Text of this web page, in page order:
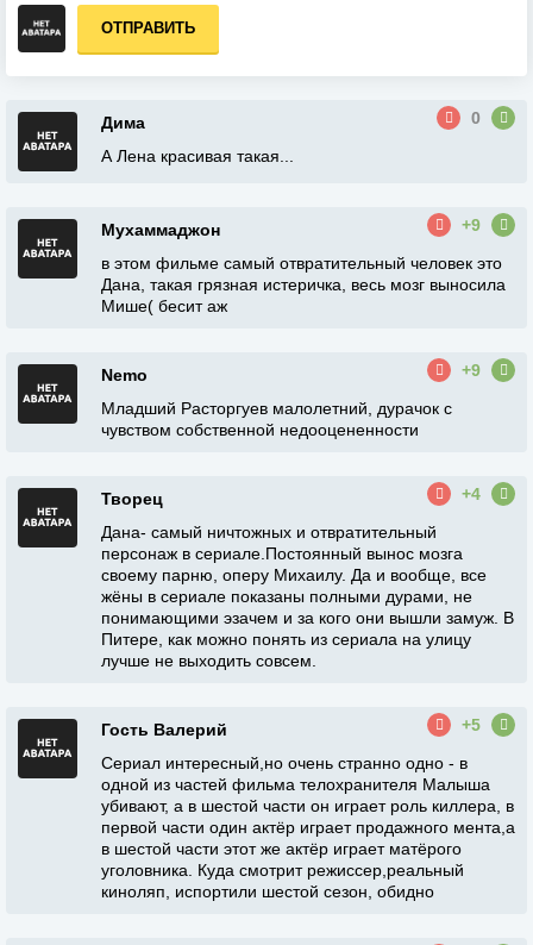
ОТПРАВИТЬ
Дима
0
А Лена красивая такая...
Мухаммаджон
+9
в этом фильме самый отвратительный человек это
Дана, такая грязная истеричка, весь мозг выносила
Мише( бесит аж
Nemo
+9
Младший Расторгуев малолетний, дурачок с
чувством собственной недооцененности
Творец
+4
Дана- самый ничтожных и отвратительный
персонаж в сериале.Постоянный вынос мозга
своему парню, оперу Михаилу. Да и вообще, все
жёны в сериале показаны полными дурами, не
понимающими эзачем и за кого они вышли замуж. В
Питере, как можно понять из сериала на улицу
лучше не выходить совсем.
Гость Валерий
+5
Сериал интересный,но очень странно одно - в
одной из частей фильма телохранителя Малыша
убивают, а в шестой части он играет роль киллера, в
первой части один актёр играет продажного мента,а
в шестой части этот же актёр играет матёрого
уголовника. Куда смотрит режиссер,реальный
киноляп, испортили шестой сезон, обидно